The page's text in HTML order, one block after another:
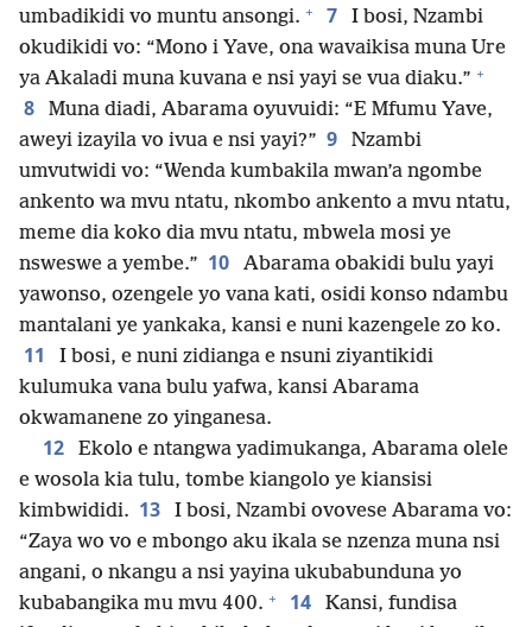
umbadikidi vo muntu ansongi. + 7
I bosi, Nzambi
okudikidi vo: “Mono i Yave, ona wavaikisa muna Ure
ya Akaladi muna kuvana e nsi yayi se vua diaku.” +
8
Muna diadi, Abarama oyuvuidi: “E Mfumu Yave,
aweyi izayila vo ivua e nsi yayi?” 9
Nzambi
umvutwidi vo: “Wenda kumbakila mwan’a ngombe
ankento wa mvu ntatu, nkombo ankento a mvu ntatu,
meme dia koko dia mvu ntatu, mbwela mosi ye
nsweswe a yembe.” 10
Abarama obakidi bulu yayi
yawonso, ozengele yo vana kati, osidi konso ndambu
mantalani ye yankaka, kansi e nuni kazengele zo ko.
11
I bosi, e nuni zidianga e nsuni ziyantikidi
kulumuka vana bulu yafwa, kansi Abarama
okwamanene zo yinganesa.
12
Ekolo e ntangwa yadimukanga, Abarama olele
e wosola kia tulu, tombe kiangolo ye kiansisi
kimbwididi. 13
I bosi, Nzambi ovovese Abarama vo:
“Zaya wo vo e mbongo aku ikala se nzenza muna nsi
angani, o nkangu a nsi yayina ukubabunduna yo
kubabangika mu mvu 400. + 14
Kansi, fundisa